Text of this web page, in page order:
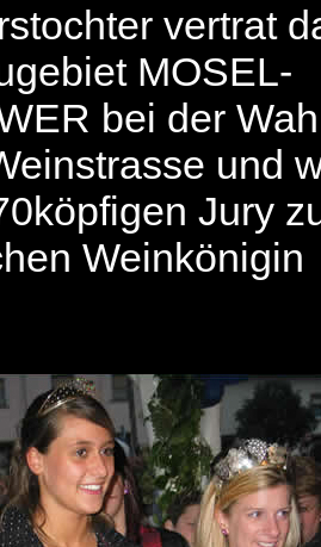
vertrat
MOSEL-
bei der
und
Jury
Weinkönigin